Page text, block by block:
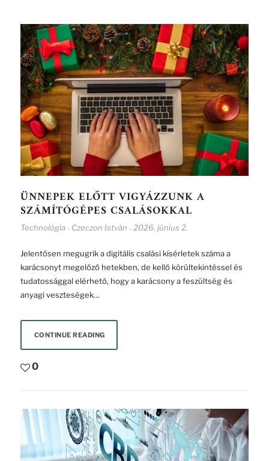
ÜNNEPEK ELŐTT VIGYÁZZUNK A
SZÁMÍTÓGÉPES CSALÁSOKKAL
Technológia - Czeczon István - 2026. június 2.
Jelentősen megugrik a digitális csalási kísérletek száma a
karácsonyt megelőző hetekben, de kellő körültekintéssel és
tudatossággal elérhető, hogy a karácsony a feszültség és
anyagi veszteségek…
CONTINUE READING
0